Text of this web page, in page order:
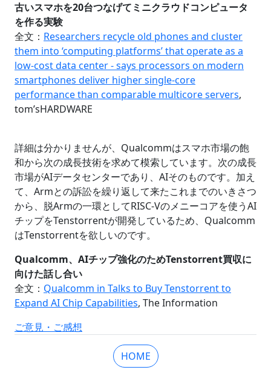
古いスマホを20台つなげてミニクラウドコンピュータ
を作る実験
全文： Researchers recycle old phones and cluster
them into ‘computing platforms’ that operate as a
low-cost data center - says processors on modern
smartphones deliver higher single-core
performance than comparable multicore servers,
tom’sHARDWARE
詳細は分かりませんが、Qualcommはスマホ市場の飽
和から次の成長技術を求めて模索しています。次の成長
市場がAIデータセンターであり、AIそのものです。加え
て、Armとの訴訟を繰り返して来たこれまでのいきさつ
から、脱Armの一環としてRISC-Vのメニーコアを使うAI
チップをTenstorrentが開発しているため、Qualcomm
はTenstorrentを欲しいのです。
Qualcomm、AIチップ強化のためTenstorrent買収に
向けた話し合い
全文： Qualcomm in Talks to Buy Tenstorrent to
Expand AI Chip Capabilities, The Information
ご意見・ご感想
HOME